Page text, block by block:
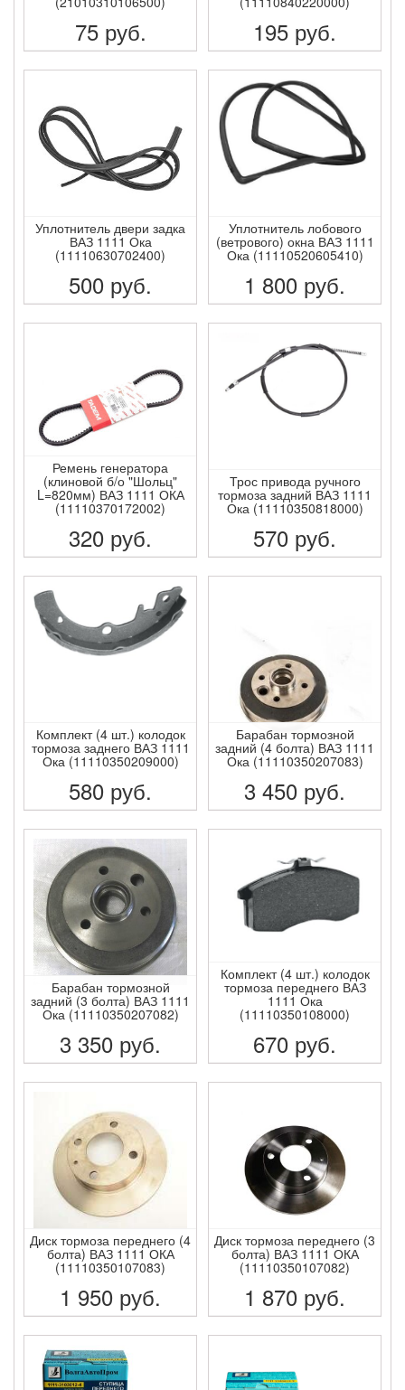
75 руб.
ПОДРОБНЕЕ
195 руб.
ПОДРОБНЕЕ
Уплотнитель двери задка
ВАЗ 1111 Ока
(11110630702400)
500 руб.
ПОДРОБНЕЕ
Уплотнитель лобового
(ветрового) окна ВАЗ 1111
Ока (11110520605410)
1 800 руб.
ПОДРОБНЕЕ
Ремень генератора
(клиновой б/о "Шольц"
L=820мм) ВАЗ 1111 ОКА
(11110370172002)
320 руб.
ПОДРОБНЕЕ
Трос привода ручного
тормоза задний ВАЗ 1111
Ока (11110350818000)
570 руб.
ПОДРОБНЕЕ
Комплект (4 шт.) колодок
тормоза заднего ВАЗ 1111
Ока (11110350209000)
580 руб.
ПОДРОБНЕЕ
Барабан тормозной
задний (4 болта) ВАЗ 1111
Ока (11110350207083)
3 450 руб.
ПОДРОБНЕЕ
Барабан тормозной
задний (3 болта) ВАЗ 1111
Ока (11110350207082)
3 350 руб.
ПОДРОБНЕЕ
Комплект (4 шт.) колодок
тормоза переднего ВАЗ
1111 Ока
(11110350108000)
670 руб.
ПОДРОБНЕЕ
Диск тормоза переднего (4
болта) ВАЗ 1111 ОКА
(11110350107083)
1 950 руб.
ПОДРОБНЕЕ
Диск тормоза переднего (3
болта) ВАЗ 1111 ОКА
(11110350107082)
1 870 руб.
ПОДРОБНЕЕ